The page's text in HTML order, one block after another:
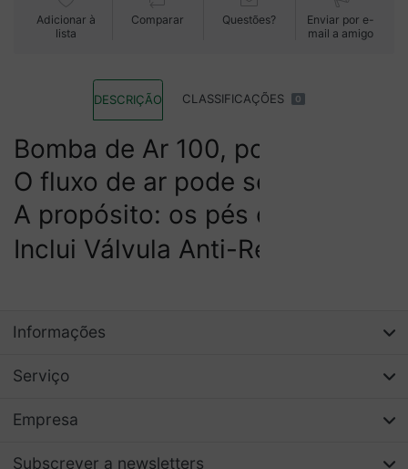
Adicionar à
lista
Comparar Questões?
Enviar por e-
mail a amigo
DESCRIÇÃO CLASSIFICAÇÕES 0
Bomba de Ar 100, possui uma
O fluxo de ar pode ser regulado.
A propósito: os pés de
Inclui Válvula Anti-Retorno
Informações
Serviço
Empresa
Subscrever a newsletters